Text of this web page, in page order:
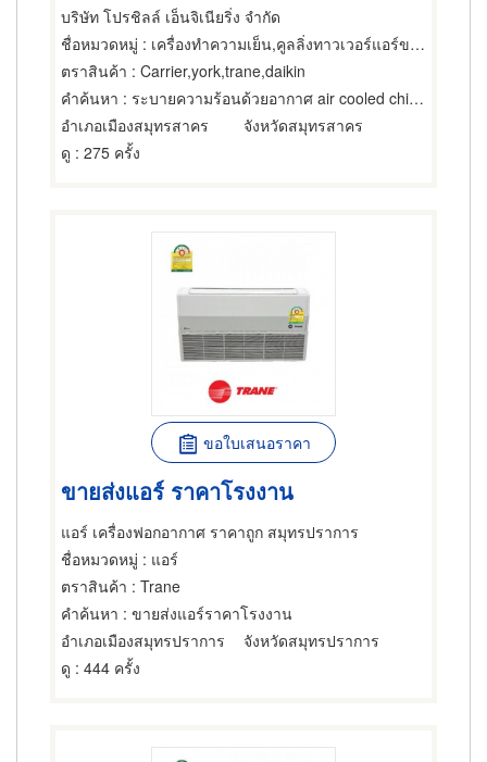
บริษัท โปรชิลล์ เอ็นจิเนียริ่ง จำกัด
ชื่อหมวดหมู่ : เครื่องทำความเย็น,คูลลิ่งทาวเวอร์แอร์ขนาดใหญ่,แอร์ขนาดเล็กและชนิดแยกส่วน
ตราสินค้า : Carrier,york,trane,daikin
คำค้นหา : ระบายความร้อนด้วยอากาศ air cooled chiller
อำเภอเมืองสมุทรสาคร
จังหวัดสมุทรสาคร
ดู : 275 ครั้ง
ขอใบเสนอราคา
ขายส่งแอร์ ราคาโรงงาน
แอร์ เครื่องฟอกอากาศ ราคาถูก สมุทรปราการ
ชื่อหมวดหมู่ : แอร์
ตราสินค้า : Trane
คำค้นหา : ขายส่งแอร์ราคาโรงงาน
อำเภอเมืองสมุทรปราการ
จังหวัดสมุทรปราการ
ดู : 444 ครั้ง